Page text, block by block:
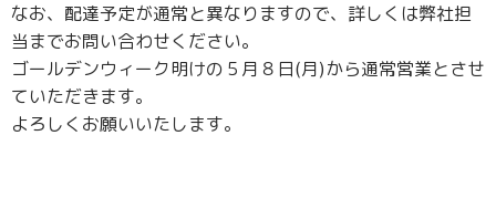
なお、配達予定が通常と異なりますので、詳しくは弊社担
当までお問い合わせください。
ゴールデンウィーク明けの５月８日(月)から通常営業とさせ
ていただきます。
よろしくお願いいたします。